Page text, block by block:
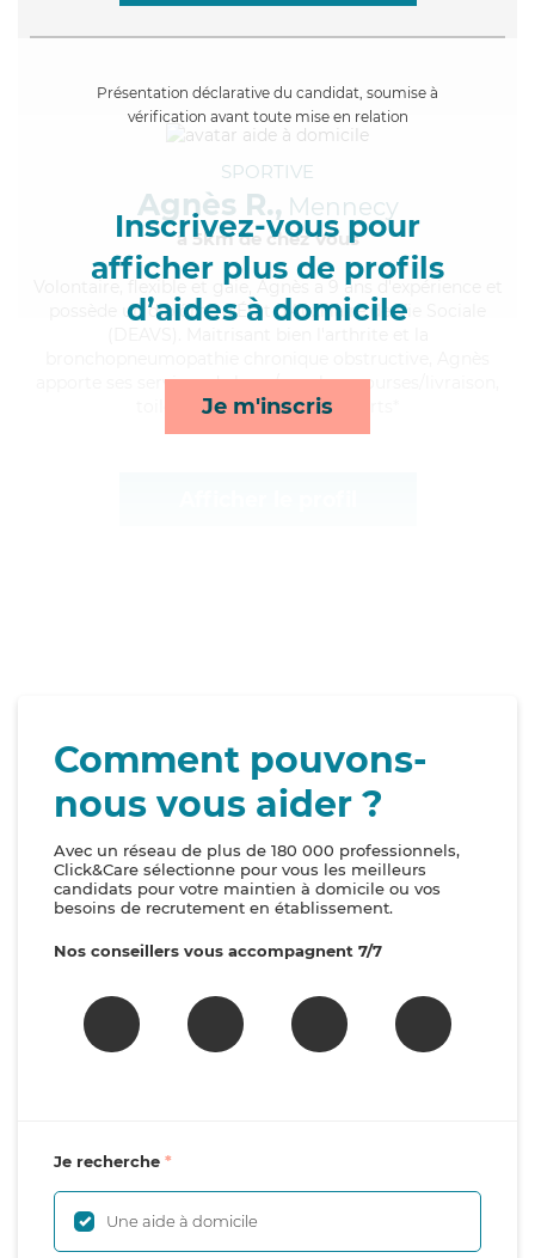
Présentation déclarative du candidat, soumise à
vérification avant toute mise en relation
Inscrivez-vous pour
afficher plus de profils
d’aides à domicile
Je m'inscris
SPORTIVE
Agnès R., Mennecy
à 5km de chez Vous
, flexible et gaie, Agnès a 9 ans d'expérience et
possède un diplôme d'État d'Auxiliaire de Vie Sociale
apporte ses services de lever/coucher, courses/livraison,
toilette/habillage et transports*
Comment pouvons-
nous vous aider ?
Avec un réseau de plus de 180 000 professionnels,
Click&Care sélectionne pour vous les meilleurs
candidats pour votre maintien à domicile ou vos
besoins de recrutement en établissement.
Nos conseillers vous accompagnent 7/7
Je recherche
Une aide à domicile